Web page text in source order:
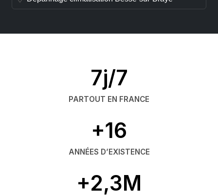
7j/7
PARTOUT EN FRANCE
+16
ANNÉES D’EXISTENCE
+2,3M